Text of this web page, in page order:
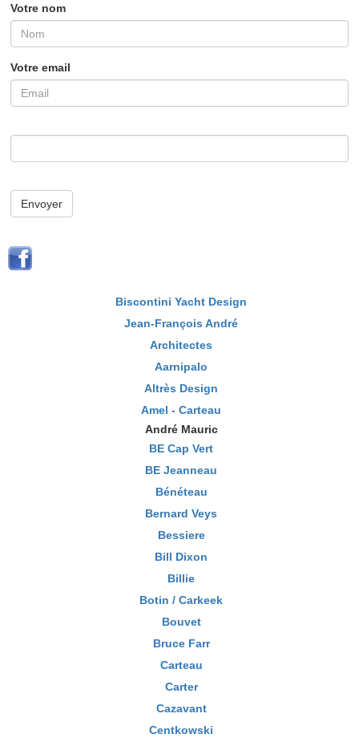
Votre nom
Votre email
Envoyer
Biscontini Yacht Design
Jean-François André
Architectes
Aarnipalo
Altrès Design
Amel - Carteau
André Mauric
BE Cap Vert
BE Jeanneau
Bénéteau
Bernard Veys
Bessiere
Bill Dixon
Billie
Botin / Carkeek
Bouvet
Bruce Farr
Carteau
Carter
Cazavant
Centkowski